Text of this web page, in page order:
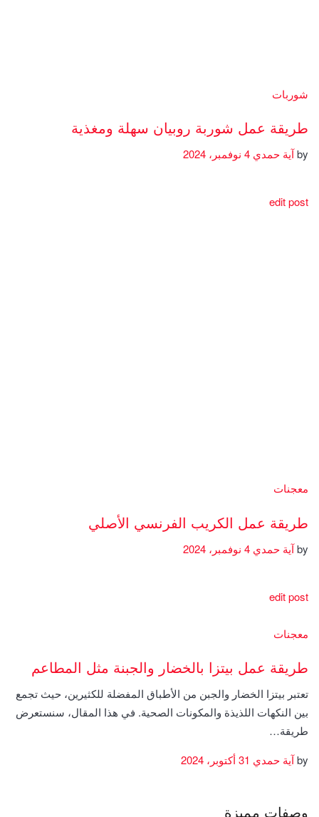
شوربات
طريقة عمل شوربة روبيان سهلة ومغذية
byآية حمدي
edit post
معجنات
طريقة عمل الكريب الفرنسي الأصلي
byآية حمدي
edit post
معجنات
طريقة عمل بيتزا بالخضار والجبنة مثل المطاعم
تعتبر بيتزا الخضار والجبن من الأطباق المفضلة للكثيرين، حيث تجمع
بين النكهات اللذيذة والمكونات الصحية. في هذا المقال، سنستعرض
طريقة…
byآية حمدي
وصفات مميزة